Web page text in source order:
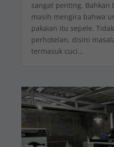
sangat penting. Bahkan
masih mengira bahwa
pakaian itu sepele.
perhotelan, disini
termasuk cuci...